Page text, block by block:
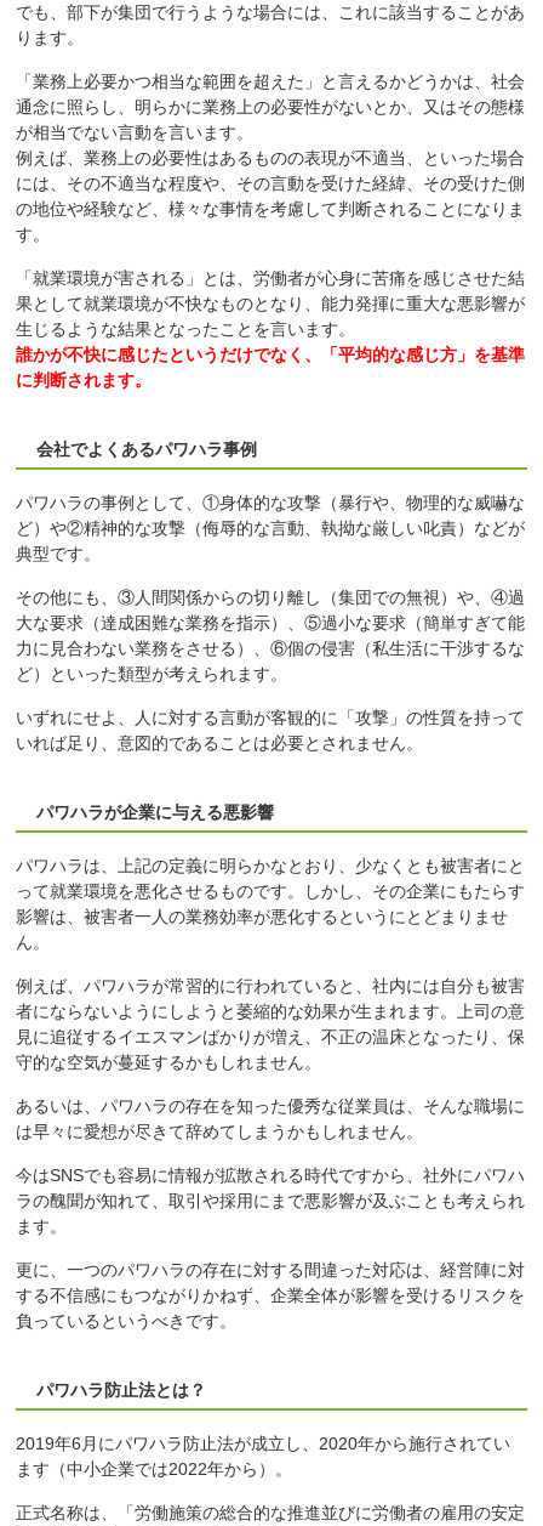
でも、部下が集団で行うような場合には、これに該当することがあ
ります。
「業務上必要かつ相当な範囲を超えた」と言えるかどうかは、社会
通念に照らし、明らかに業務上の必要性がないとか、又はその態様
が相当でない言動を言います。
例えば、業務上の必要性はあるものの表現が不適当、といった場合
には、その不適当な程度や、その言動を受けた経緯、その受けた側
の地位や経験など、様々な事情を考慮して判断されることになりま
す。
「就業環境が害される」とは、労働者が心身に苦痛を感じさせた結
果として就業環境が不快なものとなり、能力発揮に重大な悪影響が
生じるような結果となったことを言います。
誰かが不快に感じたというだけでなく、「平均的な感じ方」を基準
に判断されます。
会社でよくあるパワハラ事例
パワハラの事例として、①身体的な攻撃（暴行や、物理的な威嚇な
ど）や②精神的な攻撃（侮辱的な言動、執拗な厳しい叱責）などが
典型です。
その他にも、③人間関係からの切り離し（集団での無視）や、④過
大な要求（達成困難な業務を指示）、⑤過小な要求（簡単すぎて能
力に見合わない業務をさせる）、⑥個の侵害（私生活に干渉するな
ど）といった類型が考えられます。
いずれにせよ、人に対する言動が客観的に「攻撃」の性質を持って
いれば足り、意図的であることは必要とされません。
パワハラが企業に与える悪影響
パワハラは、上記の定義に明らかなとおり、少なくとも被害者にと
って就業環境を悪化させるものです。しかし、その企業にもたらす
影響は、被害者一人の業務効率が悪化するというにとどまりませ
ん。
例えば、パワハラが常習的に行われていると、社内には自分も被害
者にならないようにしようと萎縮的な効果が生まれます。上司の意
見に追従するイエスマンばかりが増え、不正の温床となったり、保
守的な空気が蔓延するかもしれません。
あるいは、パワハラの存在を知った優秀な従業員は、そんな職場に
は早々に愛想が尽きて辞めてしまうかもしれません。
今はSNSでも容易に情報が拡散される時代ですから、社外にパワハ
ラの醜聞が知れて、取引や採用にまで悪影響が及ぶことも考えられ
ます。
更に、一つのパワハラの存在に対する間違った対応は、経営陣に対
する不信感にもつながりかねず、企業全体が影響を受けるリスクを
負っているというべきです。
パワハラ防止法とは？
2019年6月にパワハラ防止法が成立し、2020年から施行されてい
ます（中小企業では2022年から）。
正式名称は、「労働施策の総合的な推進並びに労働者の雇用の安定